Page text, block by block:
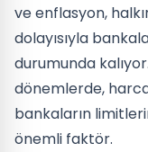
ve enflasyon,
dolayısıyla
durumunda
dönemlerde,
bankaların
önemli faktör.